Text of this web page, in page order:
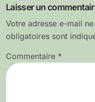
Laisser un
Votre adresse e-mail
obligatoires sont
Commentaire *